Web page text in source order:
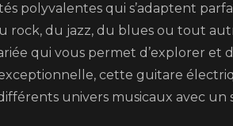
polyvalentes qui s’adaptent
rock, du jazz, du blues ou tout
qui vous permet d’explorer et
cette guitare
univers musicaux avec